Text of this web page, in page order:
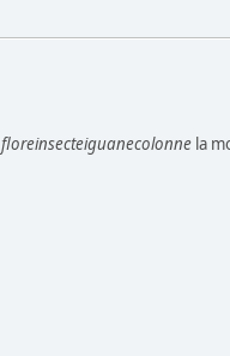
floreinsecteiguanecolonne la